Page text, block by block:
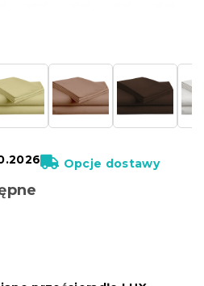
Opcje dostawy